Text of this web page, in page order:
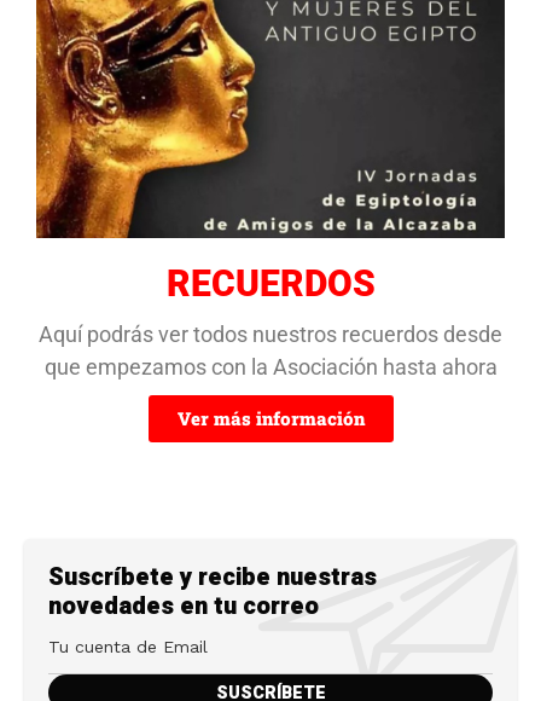
RECUERDOS
Aquí podrás ver todos nuestros recuerdos desde
que empezamos con la Asociación hasta ahora
Ver más información
Suscríbete y recibe nuestras
novedades en tu correo